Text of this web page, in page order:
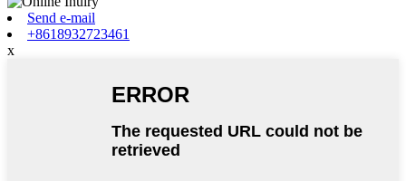
Send e-mail
+8618932723461
x